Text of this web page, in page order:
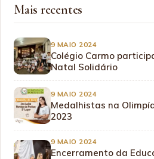
Mais recentes
9 MAIO 2024
Colégio Carmo
Natal Solidário
9 MAIO 2024
Medalhistas na
2023
9 MAIO 2024
Encerramento da